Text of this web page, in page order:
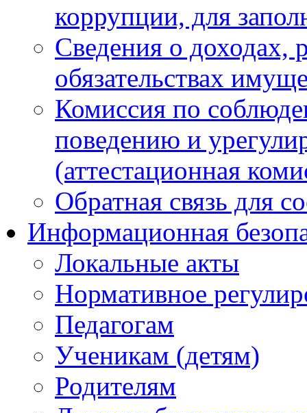
коррупции, для
Сведения о доходах,
обязательствах
Комиссия по
поведению и
(аттестационная
Обратная связь для
Информационная
Локальные акты
Нормативное
Педагогам
Ученикам (детям)
Родителям